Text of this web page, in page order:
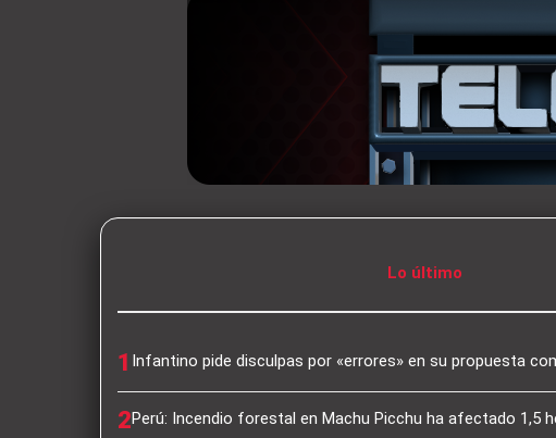
Lo último
1 Infantino pide disculpas por «errores» en su propuesta
2Perú: Incendio forestal en Machu Picchu ha afectado 1,5